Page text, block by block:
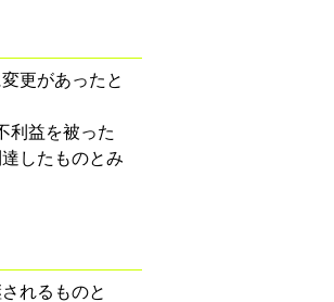
更があったと
利益を被った
したものとみ
れるものと